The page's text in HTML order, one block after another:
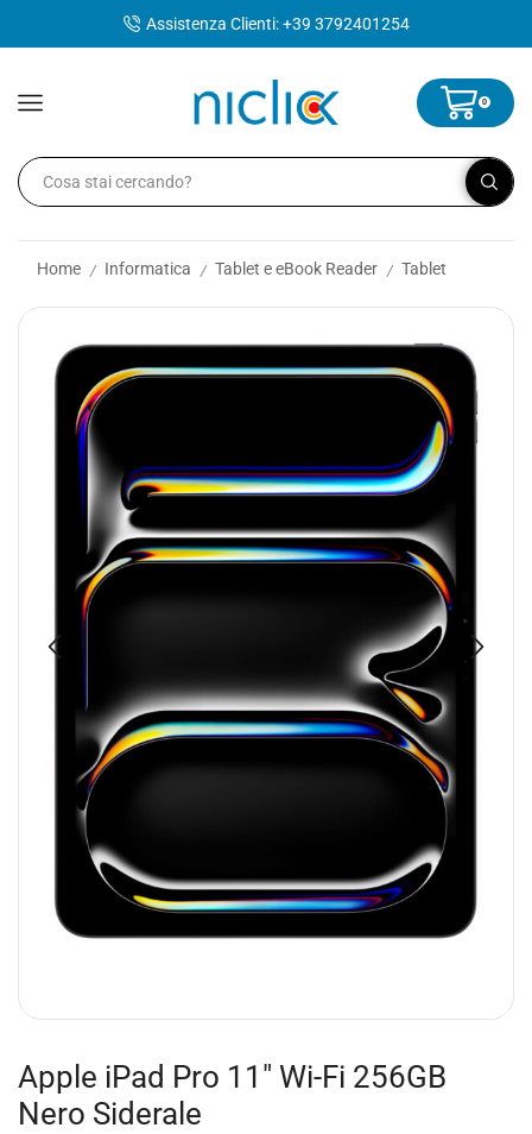
Assistenza Clienti: +39 3792401254
0
Home / Informatica / Tablet e eBook Reader / Tablet
Apple iPad Pro 11″ Wi-Fi 256GB
Nero Siderale